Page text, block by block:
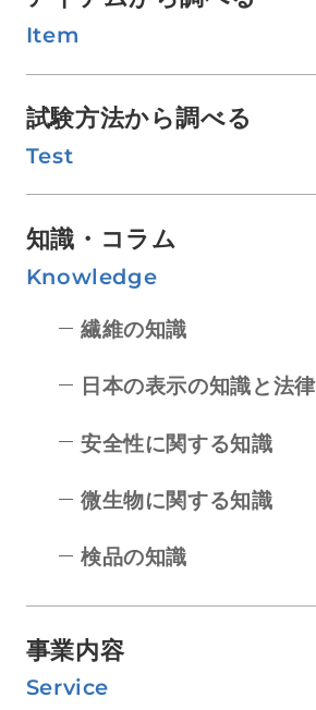
Item
試験方法から調べる
Test
知識・コラム
Knowledge
繊維の知識
日本の表示の知識と法律
安全性に関する知識
微生物に関する知識
検品の知識
事業内容
Service